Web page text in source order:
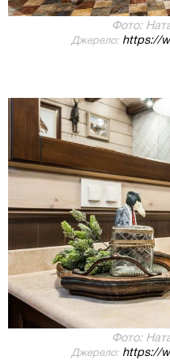
Фото:
Джерело:https://
Фото:
Джерело:https://